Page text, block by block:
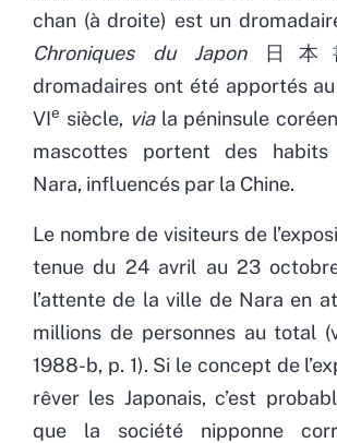
chan (à droite) est un
Chroniques du Japon日本
dromadaires ont été apportés
VIe siècle, viala péninsule
mascottes portent des habits
Nara, influencés par la Chine.
Le nombre de visiteurs de
tenue du 24 avril au 23
l’attente de la ville de Nara en
millions de personnes au total
1988-b, p. 1). Si le concept de
rêver les Japonais, c’est
que la société nipponne